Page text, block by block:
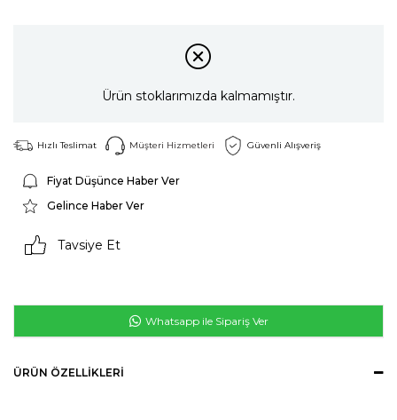
Ürün stoklarımızda kalmamıştır.
Hızlı Teslimat Müşteri Hizmetleri Güvenli Alışveriş
Fiyat Düşünce Haber Ver
Gelince Haber Ver
Tavsiye Et
Whatsapp ile Sipariş Ver
ÜRÜN ÖZELLIKLERI